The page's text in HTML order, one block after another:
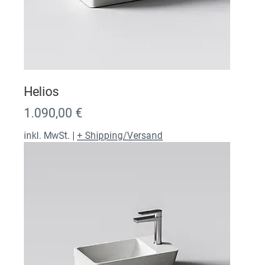
Helios
Preis
1.090,00 €
inkl. MwSt. | + Shipping/Versand